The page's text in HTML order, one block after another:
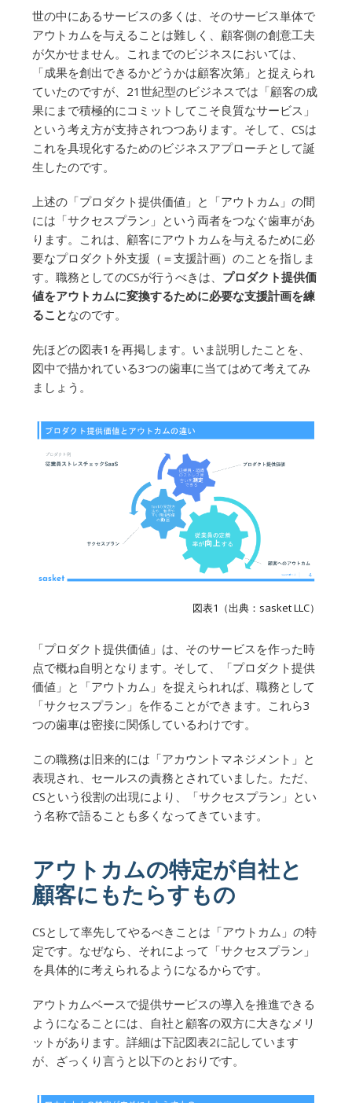
世の中にあるサービスの多くは、そのサービス単体で
アウトカムを与えることは難しく、顧客側の創意工夫
が欠かせません。これまでのビジネスにおいては、
「成果を創出できるかどうかは顧客次第」と捉えられ
ていたのですが、21世紀型のビジネスでは「顧客の成
果にまで積極的にコミットしてこそ良質なサービス」
という考え方が支持されつつあります。そして、CSは
これを具現化するためのビジネスアプローチとして誕
生したのです。
上述の「プロダクト提供価値」と「アウトカム」の間
には「サクセスプラン」という両者をつなぐ歯車があ
ります。これは、顧客にアウトカムを与えるために必
要なプロダクト外支援（＝支援計画）のことを指しま
す。職務としてのCSが行うべきは、 プロダクト提供価
値をアウトカムに変換するために必要な支援計画を練
ることなのです。
先ほどの図表1を再掲します。いま説明したことを、
図中で描かれている3つの歯車に当てはめて考えてみ
ましょう。
図表1（出典：sasket LLC）
「プロダクト提供価値」は、そのサービスを作った時
点で概ね自明となります。そして、「プロダクト提供
価値」と「アウトカム」を捉えられれば、職務として
「サクセスプラン」を作ることができます。これら3
つの歯車は密接に関係しているわけです。
この職務は旧来的には「アカウントマネジメント」と
表現され、セールスの責務とされていました。ただ、
CSという役割の出現により、「サクセスプラン」とい
う名称で語ることも多くなってきています。
アウトカムの特定が自社と
顧客にもたらすもの
CSとして率先してやるべきことは「アウトカム」の特
定です。なぜなら、それによって「サクセスプラン」
を具体的に考えられるようになるからです。
アウトカムベースで提供サービスの導入を推進できる
ようになることには、自社と顧客の双方に大きなメリ
ットがあります。詳細は下記図表2に記しています
が、ざっくり言うと以下のとおりです。